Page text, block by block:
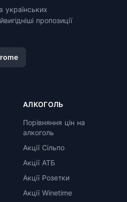
українських
пропозиції
АЛКОГОЛЬ
Порівняння цін на
алкоголь
Акції Сільпо
Акції АТБ
Акції Розетки
Акції Winetime